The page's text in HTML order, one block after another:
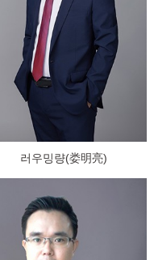
러우밍량(娄明亮)